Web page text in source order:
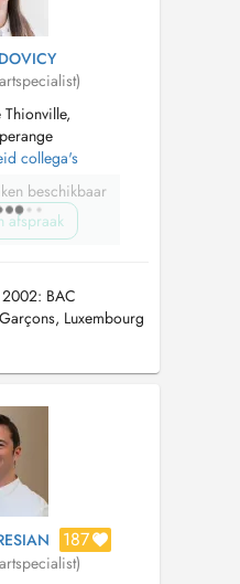
collega's
beschikbaar
afspraak
BAC
Luxembourg
à la Pitié-
et Marie Curie, Paris
Hospital à Boston
Intern...
187